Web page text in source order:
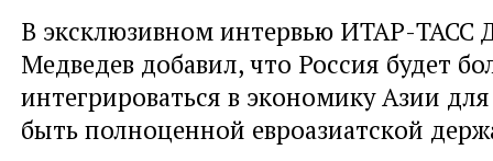
В эксклюзивном интервью ИТАР-ТАСС
Медведев добавил, что Россия будет
интегрироваться в экономику Азии
быть полноценной евроазиатской